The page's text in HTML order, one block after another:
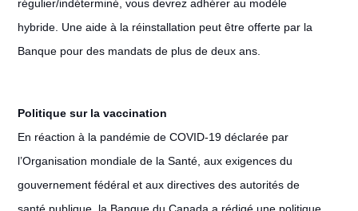
régulier/indéterminé, vous devrez adhérer au modèle
hybride. Une aide à la réinstallation peut être offerte par la
Banque pour des mandats de plus de deux ans.
Politique sur la vaccination
En réaction à la pandémie de COVID-19 déclarée par
l’Organisation mondiale de la Santé, aux exigences du
gouvernement fédéral et aux directives des autorités de